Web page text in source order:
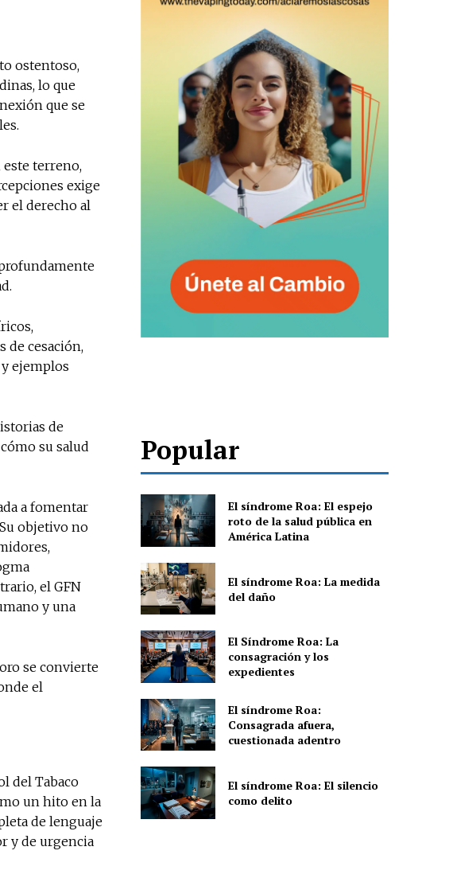
our daily clipping and receive all the news
SUBSCRIBIRSE
ostentoso,
lo que
que se
terreno,
exige
el derecho al
de cesación,
ejemplos
de
su salud
a fomentar
objetivo no
el GFN
y una
se convierte
el
del Tabaco
un hito en la
de lenguaje
y de urgencia
Popular
El síndrome Roa: El espejo
roto de la salud pública en
América Latina
El síndrome Roa: La medida
del daño
El Síndrome Roa: La
consagración y los
expedientes
El síndrome Roa:
Consagrada afuera,
cuestionada adentro
El síndrome Roa: El silencio
como delito